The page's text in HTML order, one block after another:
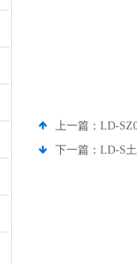
上一篇： LD-
下一篇： LD-S